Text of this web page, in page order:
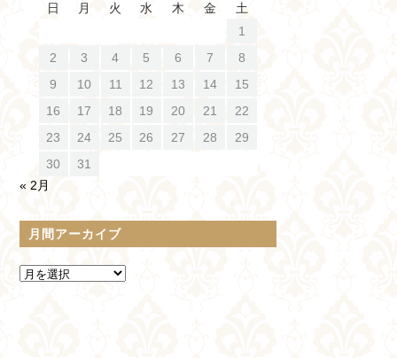
日
月 火 水 木 金
土
1
2
3 4 5 6 7
8
9
10 11 12 13 14
15
16
17 18 19 20 21
22
23
24 25 26 27 28
29
30
31
« 2月
月間アーカイブ